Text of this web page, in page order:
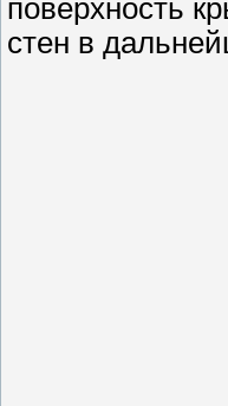
поверхность
стен в